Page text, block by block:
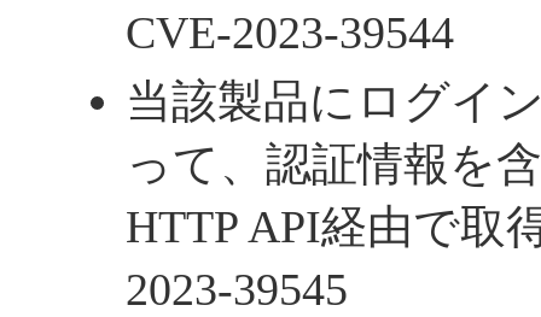
CVE-2023-39544
当該製品にログイ
って、認証情報を
HTTP API経由で取
2023-39545